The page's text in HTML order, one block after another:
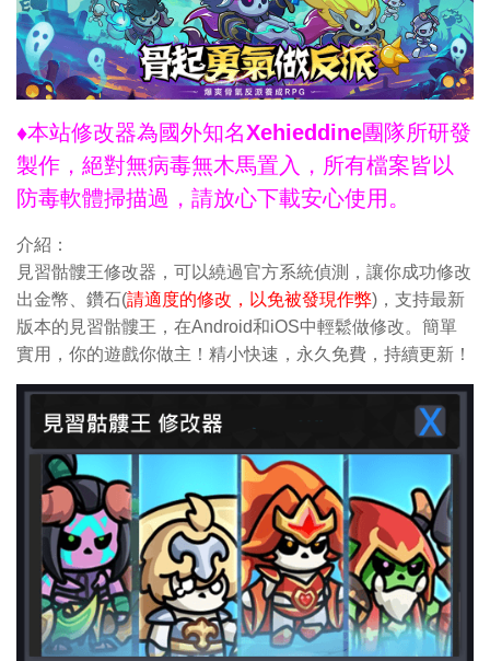
♦本站修改器為國外知名Xehieddine團隊所研發
製作，絕對無病毒無木馬置入，所有檔案皆以
防毒軟體掃描過，請放心下載安心使用。
介紹：
見習骷髏王修改器，可以繞過官方系統偵測，讓你成功修改
出金幣、鑽石(請適度的修改，以免被發現作弊)，支持最新
版本的見習骷髏王，在Android和iOS中輕鬆做修改。簡單
實用，你的遊戲你做主！精小快速，永久免費，持續更新！